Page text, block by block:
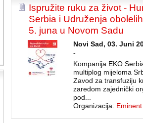
Ispružite ruku za život -
Serbia i Udruženja
5. juna u Novom Sadu
Novi Sad, 03. Juni
-
Kompanija EKO
multiplog mijeloma
Zavod za transfuziju
zaredom zajednički
pod...
Organizacija: